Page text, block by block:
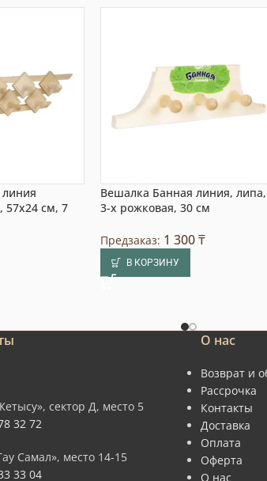
57х24 см, 7
Вешалка Банная линия, липа,
3-х рожковая, 30 см
Предзаказ: 1 300₸
В КОРЗИНУ
сектор Д, место 5
32 72
Самал», место 14-15
33 04
О нас
Возврат и
Рассрочка
Контакты
Доставка
Оплата
Оферта
О нас